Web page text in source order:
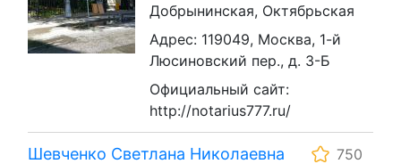
Добрынинская, Октябрьская
Адрес: 119049, Москва, 1-й
Люсиновский пер., д. 3-Б
Официальный сайт:
http://notarius777.ru/
Шевченко Светлана Николаевна
750